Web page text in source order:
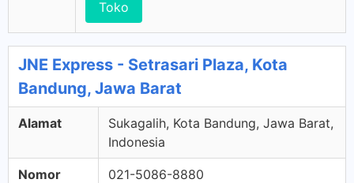
Toko
JNE Express - Setrasari Plaza, Kota
Bandung, Jawa Barat
Alamat
Sukagalih, Kota Bandung, Jawa Barat,
Indonesia
Nomor
021-5086-8880